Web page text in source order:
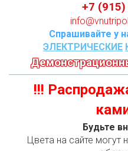
+7
Спрашивайте у
ЭЛЕКТРИЧЕСКИЕ
!!!
Будьте
Цвета на сайте могут